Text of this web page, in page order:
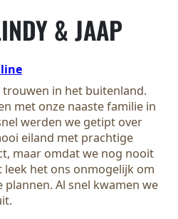
& JAAP
in het buitenland.
met onze naaste familie in
werden we getipt over
eiland met prachtige
maar omdat we nog nooit
leek het ons onmogelijk om
Al snel kwamen we